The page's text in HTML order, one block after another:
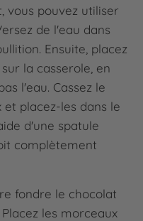
vous pouvez utiliser
de l'eau dans
Ensuite, placez
la casserole, en
l'eau. Cassez le
placez-les dans le
d'une spatule
complètement
fondre le chocolat
les morceaux